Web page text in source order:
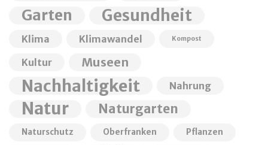
Garten Gesundheit
Klima Klimawandel Kompost
Kultur Museen
Nachhaltigkeit Nahrung
Natur Naturgarten
Naturschutz Oberfranken Pflanzen